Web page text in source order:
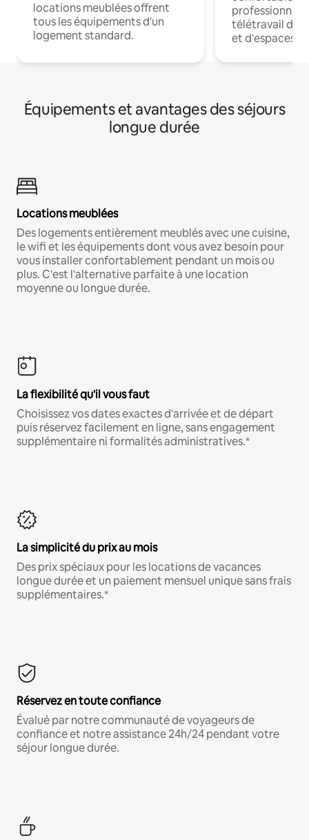
locations meublées offrent
tous les équipements d'un
logement standard.
professionnels
télétravail
et d'espaces
Équipements et avantages des séjours
longue durée
Locations meublées
Des logements entièrement meublés avec une cuisine,
le wifi et les équipements dont vous avez besoin pour
vous installer confortablement pendant un mois ou
plus. C'est l'alternative parfaite à une location
moyenne ou longue durée.
La flexibilité qu'il vous faut
Choisissez vos dates exactes d'arrivée et de départ
puis réservez facilement en ligne, sans engagement
supplémentaire ni formalités administratives.*
La simplicité du prix au mois
Des prix spéciaux pour les locations de vacances
longue durée et un paiement mensuel unique sans frais
supplémentaires.*
Réservez en toute confiance
Évalué par notre communauté de voyageurs de
confiance et notre assistance 24h/24 pendant votre
séjour longue durée.